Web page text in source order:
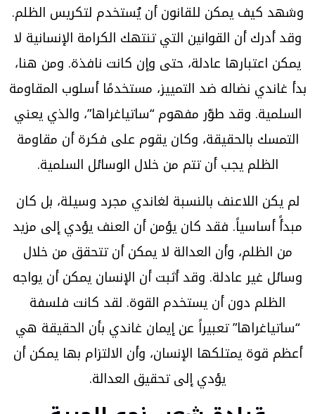
وشهد كيف يمكن للقانون أن يُستخدم لتكريس الظلم.
وقد أدرك أن القوانين التي تنتهك الكرامة الإنسانية لا
يمكن اعتبارها عادلة، حتى وإن كانت نافذة. ومن هنا،
بدأ غاندي نضاله ضد التمييز، مستخدمًا أسلوب المقاومة
السلمية. وقد طوّر مفهوم “ساتياغراها”، والذي يعني
التمسك بالحقيقة، وكان يقوم على فكرة أن مقاومة
الظلم يجب أن تتم من خلال الوسائل السلمية.
لم يكن اللاعنف بالنسبة لغاندي مجرد وسيلة، بل كان
مبدأً أساسياً. فقد كان يؤمن أن العنف يؤدي إلى مزيد
من الظلم، وأن العدالة لا يمكن أن تتحقق من خلال
وسائل غير عادلة. وقد أثبت أن الإنسان يمكن أن يواجه
الظلم دون أن يستخدم القوة. لقد كانت فلسفة
“ساتياغراها” تعبيراً عن إيمان غاندي بأن الحقيقة هي
أعظم قوة يمتلكها الإنسان، وأن الالتزام بها يمكن أن
يؤدي إلى تحقيق العدالة.